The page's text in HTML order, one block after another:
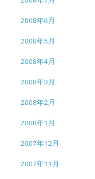
2008年6月
2008年5月
2008年4月
2008年3月
2008年2月
2008年1月
2007年12月
2007年11月